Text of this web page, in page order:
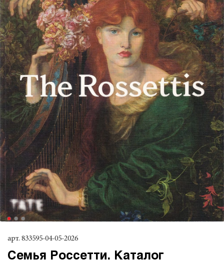
арт. 833595-04-05-2026
Семья Россетти. Каталог